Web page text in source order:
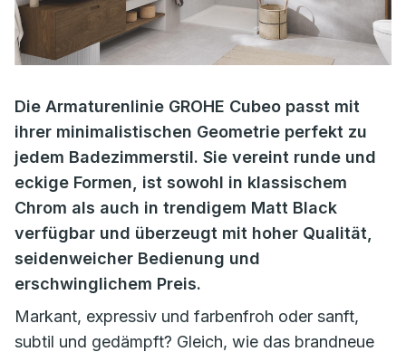
Die Armaturenlinie GROHE Cubeo passt mit
ihrer minimalistischen Geometrie perfekt zu
jedem Badezimmerstil. Sie vereint runde und
eckige Formen, ist sowohl in klassischem
Chrom als auch in trendigem Matt Black
verfügbar und überzeugt mit hoher Qualität,
seidenweicher Bedienung und
erschwinglichem Preis.
Markant, expressiv und farbenfroh oder sanft,
subtil und gedämpft? Gleich, wie das brandneue